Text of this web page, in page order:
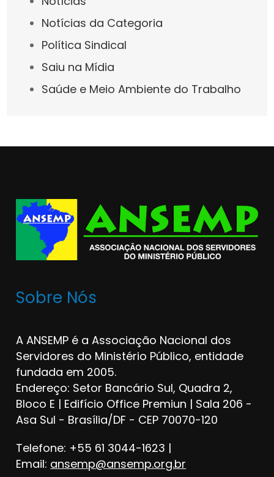
Notícias da Categoria
Política Sindical
Saiu na Mídia
Saúde e Meio Ambiente do Trabalho
Sobre Nós
A ANSEMP é a Associação Nacional dos
Servidores do Ministério Público, entidade
fundada em 2005.
Endereço: Setor Bancário Sul, Quadra 2,
Bloco E | Edifício Office Premiun | Sala 206 -
Asa Sul - Brasília/DF - CEP 70070-120
Telefone: +55 61 3044-1623 |
Email: ansemp@ansemp.org.br